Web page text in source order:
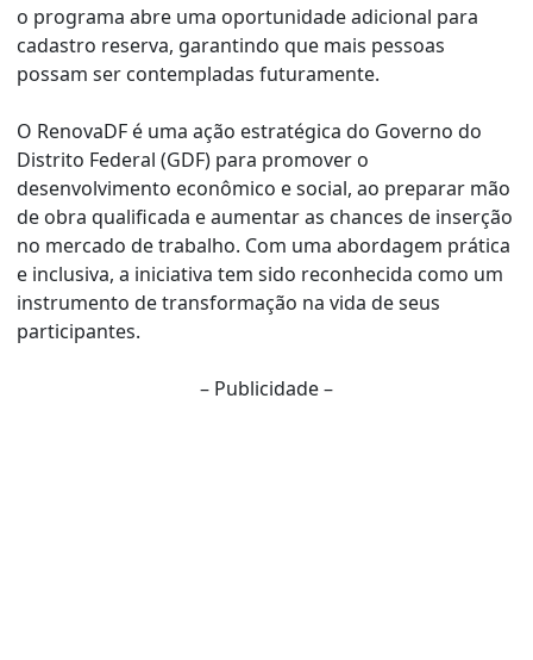
o programa abre uma oportunidade adicional para
cadastro reserva, garantindo que mais pessoas
possam ser contempladas futuramente.
O RenovaDF é uma ação estratégica do Governo do
Distrito Federal (GDF) para promover o
desenvolvimento econômico e social, ao preparar mão
de obra qualificada e aumentar as chances de inserção
no mercado de trabalho. Com uma abordagem prática
e inclusiva, a iniciativa tem sido reconhecida como um
instrumento de transformação na vida de seus
participantes.
– Publicidade –